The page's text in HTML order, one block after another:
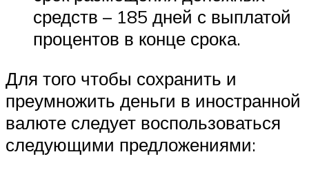
средств – 185 дней с выплатой
процентов в конце срока.
Для того чтобы сохранить и
преумножить деньги в иностранной
валюте следует воспользоваться
следующими предложениями: